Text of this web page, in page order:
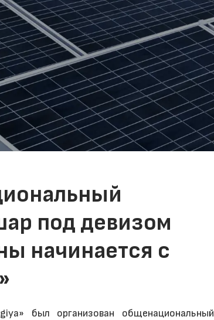
под девизом
начинается с
был организован общенациональный